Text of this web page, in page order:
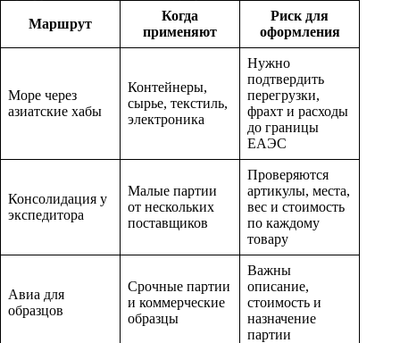
Маршрут
Когда
применяют
Риск для
оформления
Море через
азиатские хабы
Контейнеры,
сырье, текстиль,
электроника
Нужно
подтвердить
перегрузки,
фрахт и расходы
до границы
ЕАЭС
Консолидация у
экспедитора
Малые партии
от нескольких
поставщиков
Проверяются
артикулы, места,
вес и стоимость
по каждому
товару
Авиа для
образцов
Срочные партии
и коммерческие
образцы
Важны
описание,
стоимость и
назначение
партии